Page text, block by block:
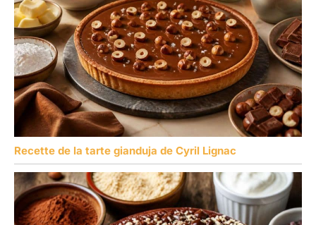
Recette de la tarte gianduja de Cyril Lignac